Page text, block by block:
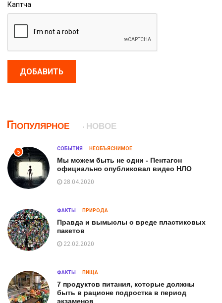
Каптча
ДОБАВИТЬ
ПОПУЛЯРНОЕ НОВОЕ
5
СОБЫТИЯ НЕОБЪЯСНИМОЕ
Мы можем быть не одни - Пентагон
официально опубликовал видео НЛО
28.04.2020
ФАКТЫ ПРИРОДА
Правда и вымыслы о вреде пластиковых
пакетов
22.02.2020
ФАКТЫ ПИЩА
7 продуктов питания, которые должны
быть в рационе подростка в период
экзаменов